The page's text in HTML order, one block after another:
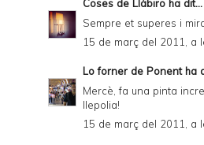
Coses de Llàbiro ha dit...
Sempre et superes i
15 de març del 2011, a
Lo forner de Ponentha
Mercè, fa una pinta
llepolia!
15 de març del 2011, a